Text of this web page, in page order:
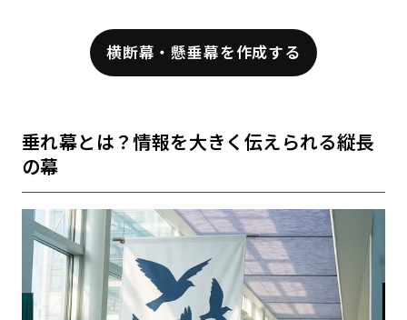
横断幕・懸垂幕を作成する
垂れ幕とは？情報を大きく伝えられる縦長
の幕